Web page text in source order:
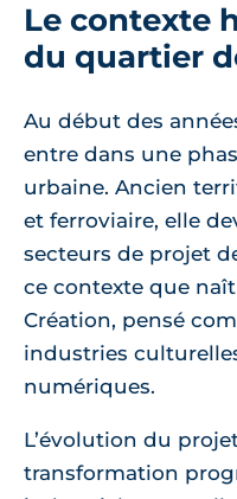
Le contexte
du quartier
Au début des
entre dans une
urbaine. Ancien
et ferroviaire, elle
secteurs de projet
ce contexte que
Création, pensé
industries
numériques.
L’évolution du
transformation